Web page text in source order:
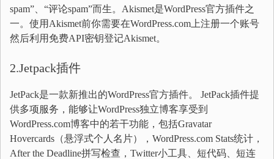
spam”、“评论spam”而生。Akismet是WordPress官方插件之
一。使用Akismet前你需要在WordPress.com上注册一个账号
然后利用免费API密钥登记Akismet。
2.Jetpack插件
JetPack是一款新推出的WordPress官方插件。 JetPack插件提
供多项服务，能够让WordPress独立博客享受到
WordPress.com博客中的若干功能，包括Gravatar
Hovercards（悬浮式个人名片），WordPress.com Stats统计，
After the Deadline拼写检查，Twitter小工具、短代码、短连